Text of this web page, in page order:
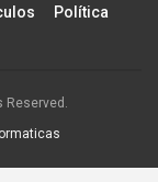
Política
Reserved.